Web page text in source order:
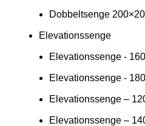
Dobbeltsenge
Elevationssenge
Elevationssenge -
Elevationssenge -
Elevationssenge –
Elevationssenge –